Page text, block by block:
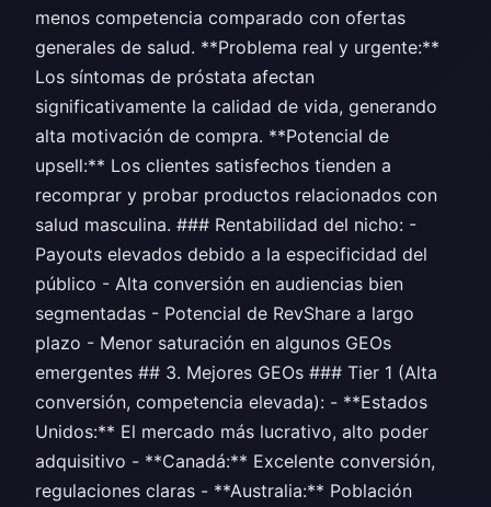
menos competencia comparado con ofertas
generales de salud. **Problema real y urgente:**
Los síntomas de próstata afectan
significativamente la calidad de vida, generando
alta motivación de compra. **Potencial de
upsell:** Los clientes satisfechos tienden a
recomprar y probar productos relacionados con
salud masculina. ### Rentabilidad del nicho: -
Payouts elevados debido a la especificidad del
público - Alta conversión en audiencias bien
segmentadas - Potencial de RevShare a largo
plazo - Menor saturación en algunos GEOs
emergentes ## 3. Mejores GEOs ### Tier 1 (Alta
conversión, competencia elevada): - **Estados
Unidos:** El mercado más lucrativo, alto poder
adquisitivo - **Canadá:** Excelente conversión,
regulaciones claras - **Australia:** Población